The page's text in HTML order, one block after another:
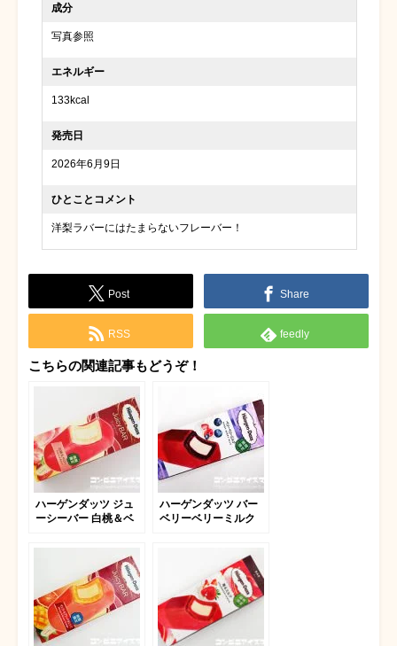
成分
写真参照
エネルギー
133kcal
発売日
2026年6月9日
ひとことコメント
洋梨ラバーにはたまらないフレーバー！
Post Share
RSS feedly
こちらの関連記事もどうぞ！
ハーゲンダッツ ジュ
ーシーバー 白桃＆ベ
ハーゲンダッツ バー
ベリーベリーミルク